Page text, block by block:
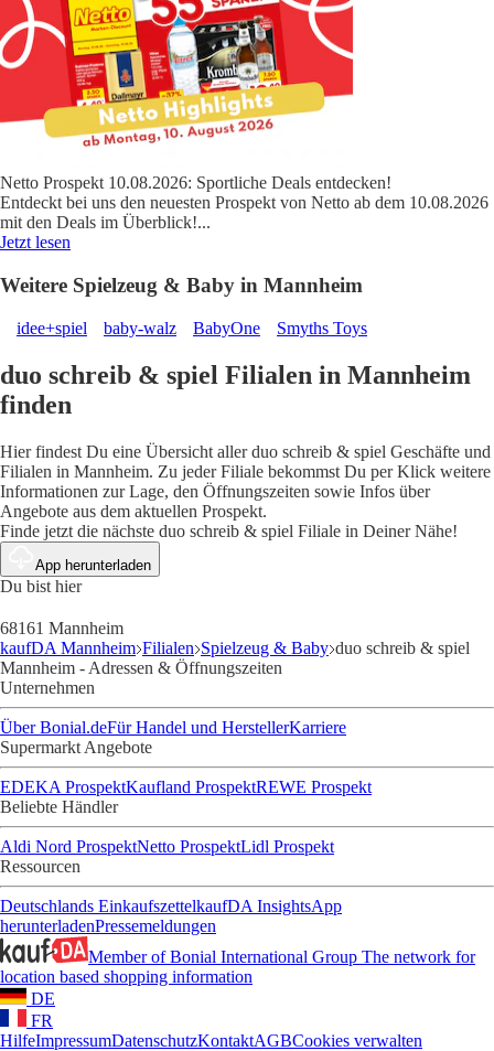
Netto Prospekt 10.08.2026: Sportliche Deals entdecken!
Entdeckt bei uns den neuesten Prospekt von Netto ab dem 10.08.2026
mit den Deals im Überblick!...
Jetzt lesen
Weitere Spielzeug & Baby in Mannheim
idee+spiel baby-walz BabyOne Smyths Toys
duo schreib & spiel Filialen in Mannheim
finden
Hier findest Du eine Übersicht aller duo schreib & spiel Geschäfte und
Filialen in Mannheim. Zu jeder Filiale bekommst Du per Klick weitere
Informationen zur Lage, den Öffnungszeiten sowie Infos über
Angebote aus dem aktuellen Prospekt.
Finde jetzt die nächste duo schreib & spiel Filiale in Deiner Nähe!
App herunterladen
Du bist hier
68161 Mannheim
kaufDA Mannheim Filialen Spielzeug & Baby duo schreib & spiel
Mannheim - Adressen & Öffnungszeiten
Unternehmen
Über Bonial.deFür Handel und HerstellerKarriere
Supermarkt Angebote
EDEKA ProspektKaufland ProspektREWE Prospekt
Beliebte Händler
Aldi Nord ProspektNetto ProspektLidl Prospekt
Ressourcen
Deutschlands EinkaufszettelkaufDA InsightsApp
herunterladenPressemeldungen
Member of Bonial International Group The network for
location based shopping information
DE
FR
HilfeImpressumDatenschutzKontaktAGBCookies verwalten